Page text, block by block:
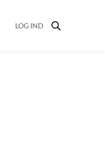
LOG IND